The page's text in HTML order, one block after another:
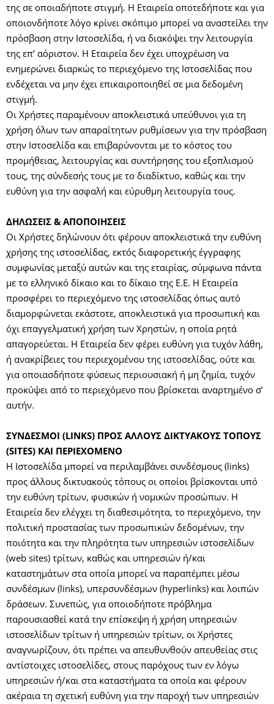
της σε οποιαδήποτε στιγμή. Η Εταιρεία οποτεδήποτε και για
οποιονδήποτε λόγο κρίνει σκόπιμο μπορεί να αναστείλει την
πρόσβαση στην Ιστοσελίδα, ή να διακόψει την λειτουργία
της επ’ αόριστον. Η Εταιρεία δεν έχει υποχρέωση να
ενημερώνει διαρκώς το περιεχόμενο της Ιστοσελίδας που
ενδέχεται να μην έχει επικαιροποιηθεί σε μια δεδομένη
στιγμή.
Οι Χρήστες παραμένουν αποκλειστικά υπεύθυνοι για τη
χρήση όλων των απαραίτητων ρυθμίσεων για την πρόσβαση
στην Ιστοσελίδα και επιβαρύνονται με το κόστος του
προμήθειας, λειτουργίας και συντήρησης του εξοπλισμού
τους, της σύνδεσής τους με το διαδίκτυο, καθώς και την
ευθύνη για την ασφαλή και εύρυθμη λειτουργία τους.
ΔΗΛΩΣΕΙΣ & ΑΠΟΠΟΙΗΣΕΙΣ
Οι Χρήστες δηλώνουν ότι φέρουν αποκλειστικά την ευθύνη
χρήσης της ιστοσελίδας, εκτός διαφορετικής έγγραφης
συμφωνίας μεταξύ αυτών και της εταιρίας, σύμφωνα πάντα
με το ελληνικό δίκαιο και το δίκαιο της Ε.Ε. Η Εταιρεία
προσφέρει το περιεχόμενο της ιστοσελίδας όπως αυτό
διαμορφώνεται εκάστοτε, αποκλειστικά για προσωπική και
όχι επαγγελματική χρήση των Χρηστών, η οποία ρητά
απαγορεύεται. Η Εταιρεία δεν φέρει ευθύνη για τυχόν λάθη,
ή ανακρίβειες του περιεχομένου της ιστοσελίδας, ούτε και
για οποιασδήποτε φύσεως περιουσιακή ή μη ζημία, τυχόν
προκύψει από το περιεχόμενο που βρίσκεται αναρτημένο σ’
αυτήν.
ΣΥΝΔΕΣΜΟΙ (LINKS) ΠΡΟΣ ΑΛΛΟΥΣ ΔΙΚΤΥΑΚΟΥΣ ΤΟΠΟΥΣ
(SITES) ΚΑΙ ΠΕΡΙΕΧΟΜΕΝΟ
Η Ιστοσελίδα μπορεί να περιλαμβάνει συνδέσμους (links)
προς άλλους δικτυακούς τόπους οι οποίοι βρίσκονται υπό
την ευθύνη τρίτων, φυσικών ή νομικών προσώπων. Η
Εταιρεία δεν ελέγχει τη διαθεσιμότητα, το περιεχόμενο, την
πολιτική προστασίας των προσωπικών δεδομένων, την
ποιότητα και την πληρότητα των υπηρεσιών ιστοσελίδων
(web sites) τρίτων, καθώς και υπηρεσιών ή/και
καταστημάτων στα οποία μπορεί να παραπέμπει μέσω
συνδέσμων (links), υπερσυνδέσμων (hyperlinks) και λοιπών
δράσεων. Συνεπώς, για οποιοδήποτε πρόβλημα
παρουσιασθεί κατά την επίσκεψη ή χρήση υπηρεσιών
ιστοσελίδων τρίτων ή υπηρεσιών τρίτων, οι Χρήστες
αναγνωρίζουν, ότι πρέπει να απευθυνθούν απευθείας στις
αντίστοιχες ιστοσελίδες, στους παρόχους των εν λόγω
υπηρεσιών ή/και στα καταστήματα τα οποία και φέρουν
ακέραια τη σχετική ευθύνη για την παροχή των υπηρεσιών